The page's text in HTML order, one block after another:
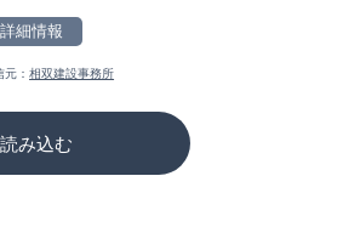
詳細情報
元：相双建設事務所
み込む
配信元：
配信元：